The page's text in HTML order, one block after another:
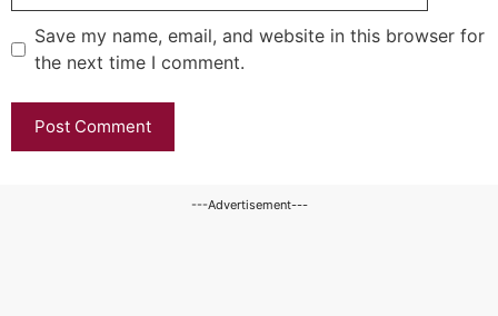
Save my name, email, and website in this browser for
the next time I comment.
---Advertisement---